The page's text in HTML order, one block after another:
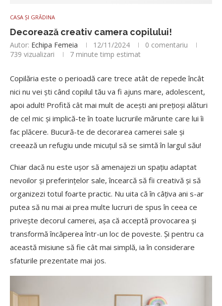
CASA ȘI GRĂDINA
Decorează creativ camera copilului!
Autor: Echipa Femeia 12/11/2024
0 comentariu
739 vizualizari 7 minute timp estimat
Copilăria este o perioadă care trece atât de repede încât
nici nu vei ști când copilul tău va fi ajuns mare, adolescent,
apoi adult! Profită cât mai mult de acești ani prețioși alături
de cel mic și implică-te în toate lucrurile mărunte care lui îi
fac plăcere. Bucură-te de decorarea camerei sale și
creează un refugiu unde micuțul să se simtă în largul său!
Chiar dacă nu este ușor să amenajezi un spațiu adaptat
nevoilor și preferințelor sale, încearcă să fii creativă și să
organizezi totul foarte practic. Nu uita că în câțiva ani s-ar
putea să nu mai ai prea multe lucruri de spus în ceea ce
privește decorul camerei, așa că acceptă provocarea și
transformă încăperea într-un loc de poveste. Și pentru ca
această misiune să fie cât mai simplă, ia în considerare
sfaturile prezentate mai jos.